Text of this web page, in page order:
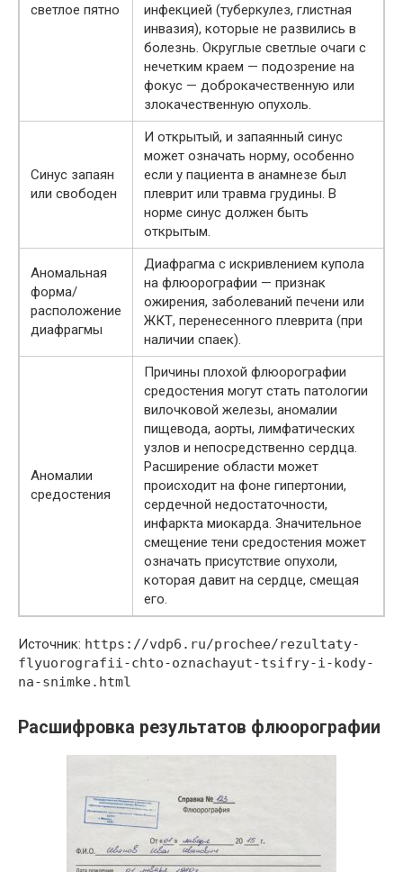
светлое пятно
инфекцией (туберкулез, глистная
инвазия), которые не развились в
болезнь. Округлые светлые очаги с
нечетким краем — подозрение на
фокус — доброкачественную или
злокачественную опухоль.
Синус запаян
или свободен
И открытый, и запаянный синус
может означать норму, особенно
если у пациента в анамнезе был
плеврит или травма грудины. В
норме синус должен быть
открытым.
Аномальная
форма/
расположение
диафрагмы
Диафрагма с искривлением купола
на флюорографии — признак
ожирения, заболеваний печени или
ЖКТ, перенесенного плеврита (при
наличии спаек).
Аномалии
средостения
Причины плохой флюорографии
средостения могут стать патологии
вилочковой железы, аномалии
пищевода, аорты, лимфатических
узлов и непосредственно сердца.
Расширение области может
происходит на фоне гипертонии,
сердечной недостаточности,
инфаркта миокарда. Значительное
смещение тени средостения может
означать присутствие опухоли,
которая давит на сердце, смещая
его.
Источник: https://vdp6.ru/prochee/rezultaty-
flyuorografii-chto-oznachayut-tsifry-i-kody-
na-snimke.html
Расшифровка результатов флюорографии